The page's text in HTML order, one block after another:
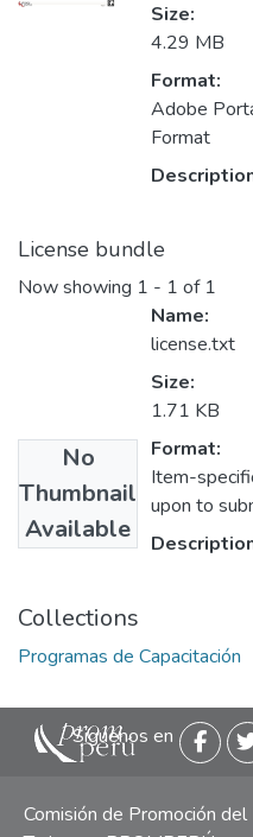
Size:
4.29 MB
Format:
Adobe
Format
License bundle
Now showing 1 - 1 of 1
No
Thumbnail
Available
Name:
license.txt
Size:
1.71 KB
Format:
Item-
upon to
Collections
Programas de Capacitación
Siguenos en
Comisión de Promoción